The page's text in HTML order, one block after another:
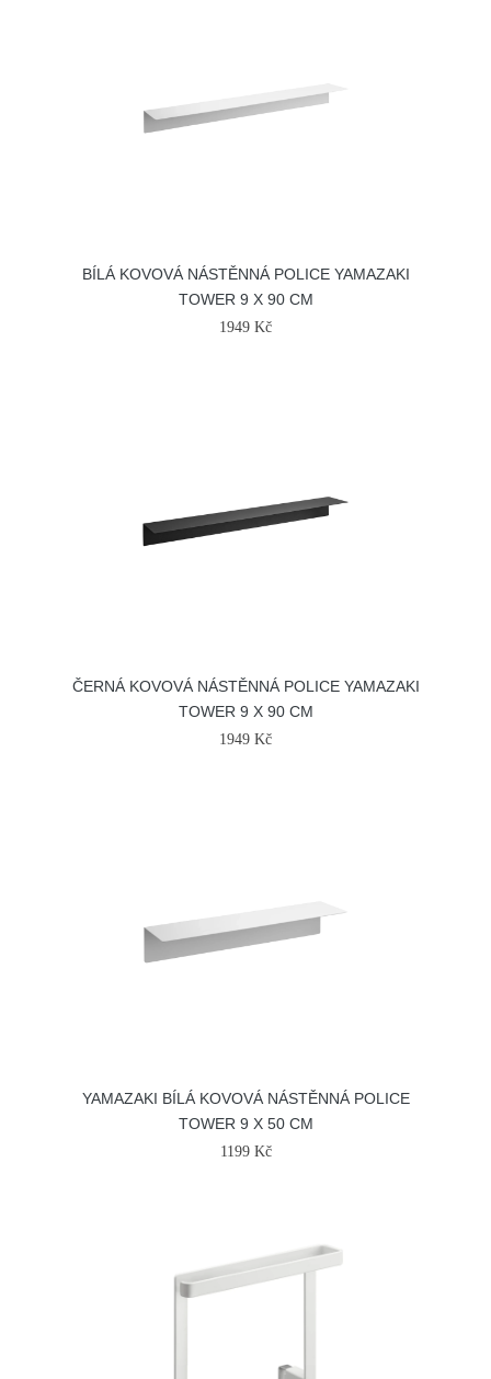
BÍLÁ KOVOVÁ NÁSTĚNNÁ POLICE YAMAZAKI
TOWER 9 X 90 CM
1949 Kč
ČERNÁ KOVOVÁ NÁSTĚNNÁ POLICE YAMAZAKI
TOWER 9 X 90 CM
1949 Kč
YAMAZAKI BÍLÁ KOVOVÁ NÁSTĚNNÁ POLICE
TOWER 9 X 50 CM
1199 Kč